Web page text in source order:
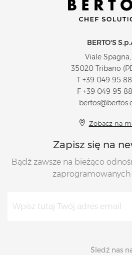
BERTO'S
Viale Spagna,
35020 Tribano
T +39 049 95
F +39 049 95
Zobacz na
Zapisz się na
Bądź zawsze na bieżąco
zaprogramowanych
Śledź nas